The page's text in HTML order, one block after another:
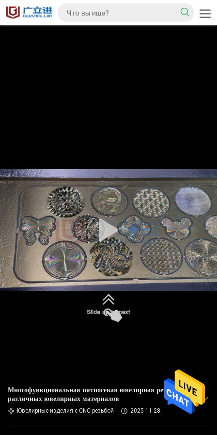
Многофункциональная пятиосевая ювелирная резьба для
различных ювелирных материалов
Ювелирные изделия с CNC резьбой 2025-11-28